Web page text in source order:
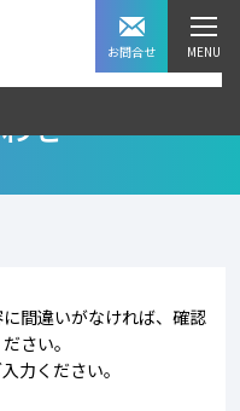
お問合せ
せ
間違いがなければ、確認
さい。
力ください。